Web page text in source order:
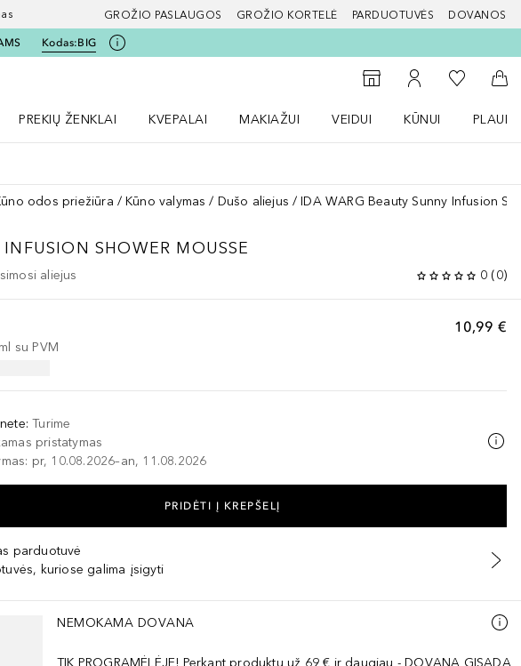
GROŽIO PASLAUGOS GROŽIO KORTELĖ PARDUOTUVĖS DOVANOS
Kodas:BIG
pagrindinį puslapį
Į parduotuvių paiešką
Į mano paskyrą
Į mano
Į
PREKIŲ ŽENKLAI
KVEPALAI
MAKIAŽUI
VEIDUI
KŪNUI
odos priežiūra Kūno valymas Dušo aliejus IDA WARG Beauty Sunny Infusion
SHOWER MOUSSE
aliejus 0 (0)
10,99 €
ml su PVM
:Turime
pristatymas
pr, 10.08.2026–an, 11.08.2026
PRIDĖTI Į KREPŠELĮ
parduotuvė
kuriose galima įsigyti
NEMOKAMA DOVANA
TIK PROGRAMĖLĖJE! Perkant produktų už 69 € ir daugiau - DOVANA GISADA